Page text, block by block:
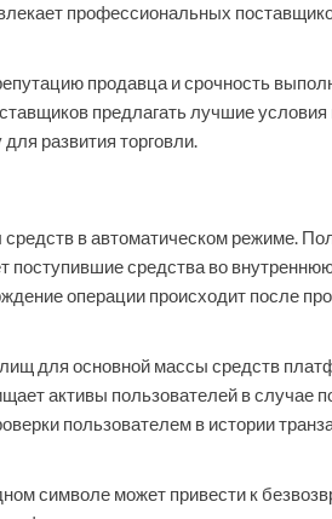
профессиональных
продавца и срочность
предлагать лучшие
развития торговли.
в автоматическом режиме.
средства во
операции происходит после
для основной массы средств
активы пользователей в случае
пользователем в истории
символе может привести к